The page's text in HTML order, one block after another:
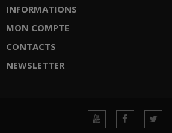
INFORMATIONS
MON COMPTE
CONTACTS
NEWSLETTER